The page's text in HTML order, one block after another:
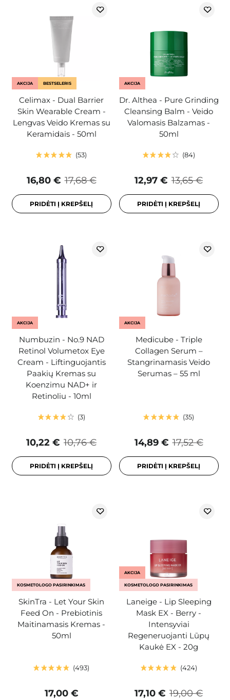
AKCIJA BESTSELERIS
Celimax - Dual Barrier
Skin Wearable Cream -
Lengvas Veido Kremas su
Keramidais - 50ml
53
17,68 €
16,80 €
PRIDĖTI Į KREPŠELĮ
AKCIJA
Dr. Althea - Pure Grinding
Cleansing Balm - Veido
Valomasis Balzamas -
50ml
84
13,65 €
12,97 €
PRIDĖTI Į KREPŠELĮ
AKCIJA
Numbuzin - No.9 NAD
Retinol Volumetox Eye
Cream - Liftinguojantis
Paakių Kremas su
Koenzimu NAD+ ir
Retinoliu - 10ml
3
10,76 €
10,22 €
PRIDĖTI Į KREPŠELĮ
AKCIJA
Medicube - Triple
Collagen Serum –
Stangrinamasis Veido
Serumas – 55 ml
35
17,52 €
14,89 €
PRIDĖTI Į KREPŠELĮ
KOSMETOLOGO PASIRINKIMAS
SkinTra - Let Your Skin
Feed On - Prebiotinis
Maitinamasis Kremas -
50ml
493
17,00 €
AKCIJA
KOSMETOLOGO PASIRINKIMAS
Laneige - Lip Sleeping
Mask EX - Berry -
Intensyviai
Regeneruojanti Lūpų
Kaukė EX - 20g
424
19,00 €
17,10 €